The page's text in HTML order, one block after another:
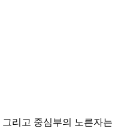
그리고 중심부의 노른자는